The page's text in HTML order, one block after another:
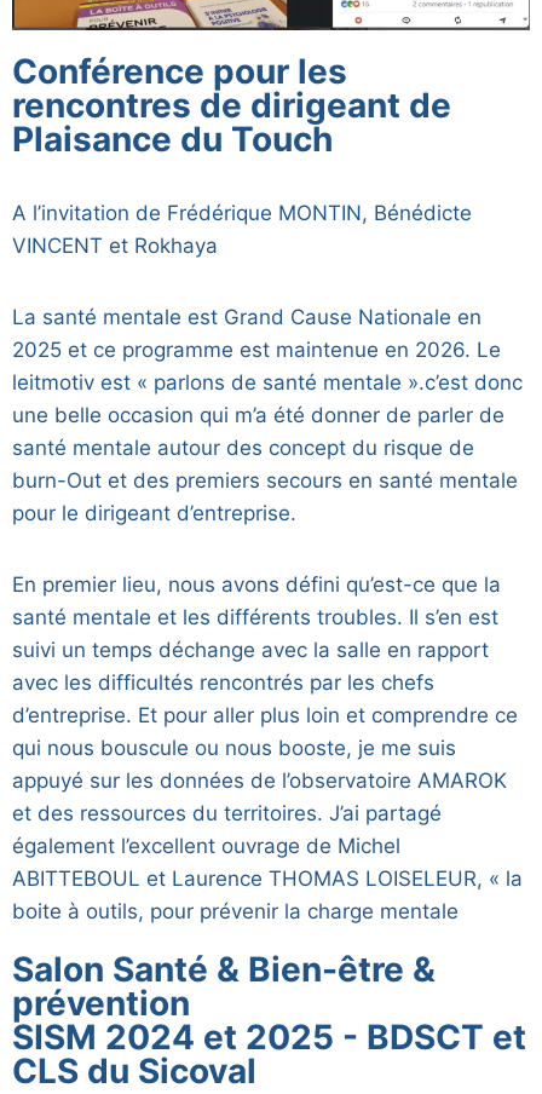
Conférence pour les
rencontres de dirigeant de
Plaisance du Touch
A l’invitation de Frédérique MONTIN, Bénédicte
VINCENT et Rokhaya
La santé mentale est Grand Cause Nationale en
2025 et ce programme est maintenue en 2026. Le
leitmotiv est « parlons de santé mentale ».c’est donc
une belle occasion qui m’a été donner de parler de
santé mentale autour des concept du risque de
burn-Out et des premiers secours en santé mentale
pour le dirigeant d’entreprise.
En premier lieu, nous avons défini qu’est-ce que la
santé mentale et les différents troubles. Il s’en est
suivi un temps déchange avec la salle en rapport
avec les difficultés rencontrés par les chefs
d’entreprise. Et pour aller plus loin et comprendre ce
qui nous bouscule ou nous booste, je me suis
appuyé sur les données de l’observatoire AMAROK
et des ressources du territoires. J’ai partagé
également l’excellent ouvrage de Michel
ABITTEBOUL et Laurence THOMAS LOISELEUR, « la
boite à outils, pour prévenir la charge mentale
Salon Santé & Bien-être &
prévention
SISM 2024 et 2025 - BDSCT et
CLS du Sicoval